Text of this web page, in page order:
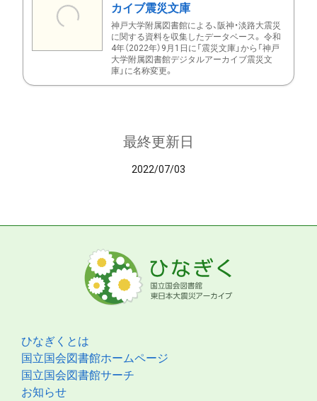
カイブ震災文庫
神戸大学附属図書館による、阪神・淡路大震災
に関する資料を収集したデータベース。 令和
4年（2022年）9月1日に「震災文庫」から「神戸
大学附属図書館デジタルアーカイブ震災文
庫」に名称変更。
最終更新日
2022/07/03
ひなぎくとは
国立国会図書館ホームページ
国立国会図書館サーチ
お知らせ